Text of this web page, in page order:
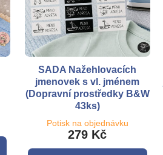
SADA Nažehlovacích
jmenovek s vl. jménem
(Dopravní prostředky B&W
43ks)
Potisk na objednávku
279 Kč